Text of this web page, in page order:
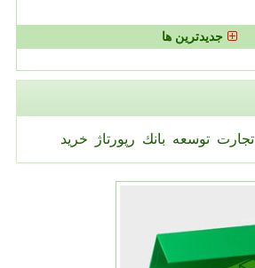
جدیدترین ها
تجارت توسعه بانك رپورتاژ خرید